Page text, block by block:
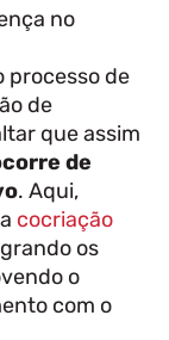
no
processo de
de
que assim
de
. Aqui,
cocriação
os
o
com o